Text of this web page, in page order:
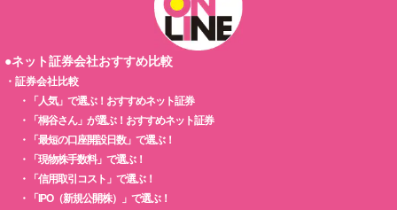
●ネット証券会社おすすめ比較
・ 証券会社比較
・
「人気」で選ぶ！おすすめネット証券
・
「桐谷さん」が選ぶ！おすすめネット証券
・
「最短の口座開設日数」で選ぶ！
・
「現物株手数料」で選ぶ！
・
「信用取引コスト」で選ぶ！
・
「IPO（新規公開株）」で選ぶ！